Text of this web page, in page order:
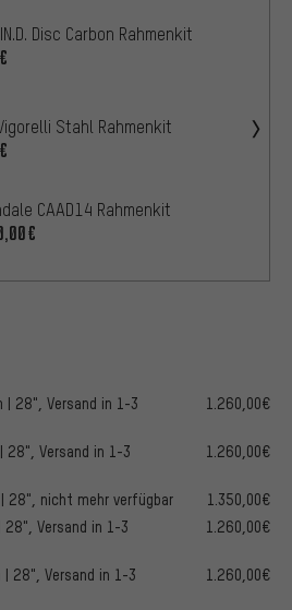
Disc Carbon Rahmenkit
Stahl Rahmenkit
CAAD14 Rahmenkit
| 28", Versand in 1-3
1.260,00€
28", Versand in 1-3
1.260,00€
28", nicht mehr verfügbar
1.350,00€
Versand in 1-3
1.260,00€
28", Versand in 1-3
1.260,00€